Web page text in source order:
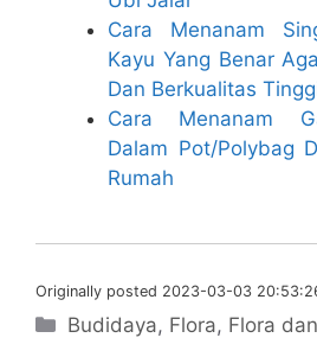
Cara Menanam
Kayu Yang Benar
Dan Berkualitas
Cara Menanam
Dalam Pot/Polybag
Rumah
Originally posted 2023-03-03
Categories
Budidaya, Flora, Flora